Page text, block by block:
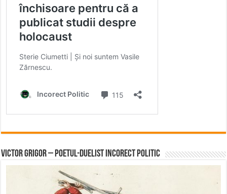
Victor Grigor – Poetul-Duelist Incorect Politic